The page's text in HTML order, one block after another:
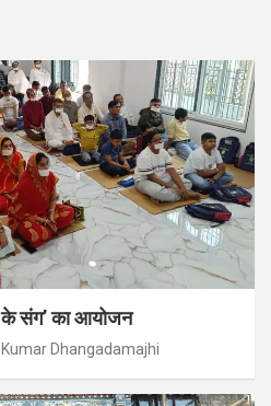
के संग’ का आयोजन
Dhangadamajhi